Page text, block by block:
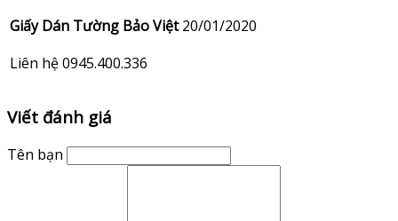
Giấy Dán Tường Bảo Việt 20/01/2020
Liên hệ 0945.400.336
Viết đánh giá
Tên bạn